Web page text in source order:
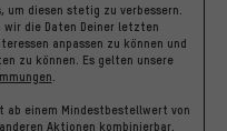
diesen stetig zu verbessern.
wir die Daten Deiner letzten
anpassen zu können und
zu können. Es gelten unsere
ab einem Mindestbestellwert von
Aktionen kombinierbar.